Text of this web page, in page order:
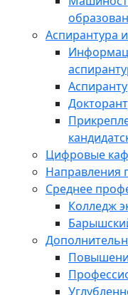
Аспирантура
Цифровые
Направления
Среднее
Колледж